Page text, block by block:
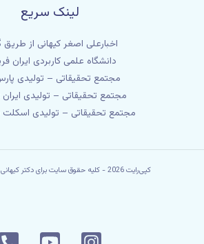
لینک سریع
اخبارعلی اصغر کیهانی از
دانشگاه علمی کاربردی ایران
مجتمع تحقیقاتی – تولیدی
مجتمع تحقیقاتی – تولیدی ایران
مجتمع تحقیقاتی – تولیدی اسکلت
کپی‌رایت 2026 - کلیه حقوق سایت برای دکتر کیهانی محفوظ می باشد.